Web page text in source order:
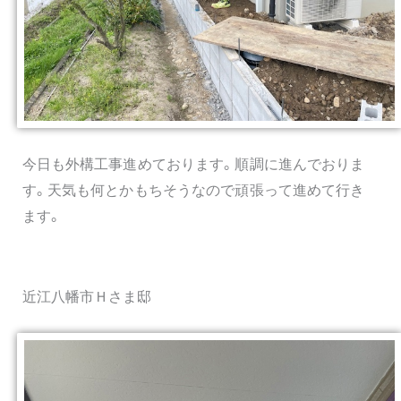
今日も外構工事進めております。順調に進んでおりま
す。天気も何とかもちそうなので頑張って進めて行き
ます。
近江八幡市Ｈさま邸